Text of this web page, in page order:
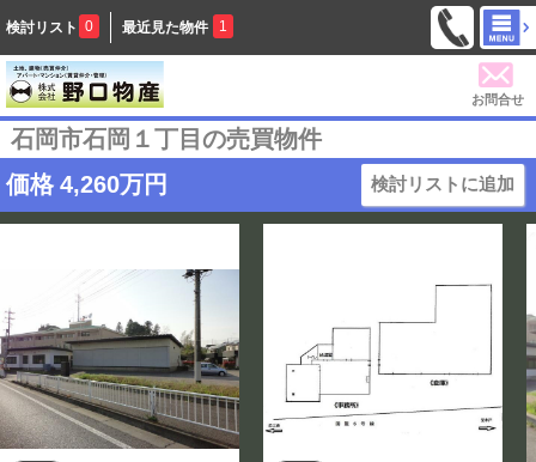
検討リスト 0 最近見た物件 1
お問合せ
石岡市石岡１丁目の売買物件
価格 4,260万円 検討リストに追加